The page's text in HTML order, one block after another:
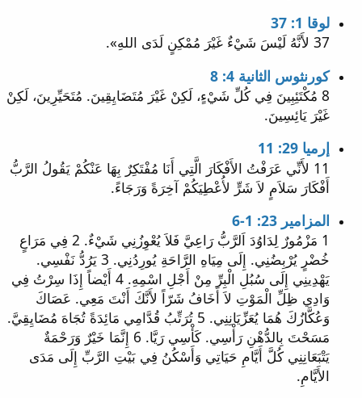
لوقا 1: 37
37 لأَنَّهُ لَيْسَ شَيْءٌ غَيْرَ مُمْكِنٍ لَدَى اللهِ».
كورنثوس الثانية 4: 8
8 مُكْتَئِبِينَ فِي كُلِّ شَيْءٍ، لَكِنْ غَيْرَ مُتَضَايِقِينَ. مُتَحَيِّرِينَ، لَكِنْ
غَيْرَ يَائِسِينَ.
إرميا 29: 11
11 لأَنِّي عَرَفْتُ الأَفْكَارَ الَّتِي أَنَا مُفْتَكِرٌ بِهَا عَنْكُمْ يَقُولُ الرَّبُّ
أَفْكَارَ سَلاَمٍ لاَ شَرٍّ لأُعْطِيَكُمْ آخِرَةً وَرَجَاءً.
المزامير 23: 1-6
1 مَزْمُورٌ لِدَاوُدَ اَلرَّبُّ رَاعِيَّ فَلاَ يُعْوِزُنِي شَيْءٌ. 2 فِي مَرَاعٍ
خُضْرٍ يُرْبِضُنِي. إِلَى مِيَاهِ الرَّاحَةِ يُورِدُنِي. 3 يَرُدُّ نَفْسِي.
يَهْدِينِي إِلَى سُبُلِ الْبِرِّ مِنْ أَجْلِ اسْمِهِ. 4 أَيْضاً إِذَا سِرْتُ فِي
وَادِي ظِلِّ الْمَوْتِ لاَ أَخَافُ شَرّاً لأَنَّكَ أَنْتَ مَعِي. عَصَاكَ
وَعُكَّازُكَ هُمَا يُعَزِّيَانِنِي. 5 تُرَتِّبُ قُدَّامِي مَائِدَةً تُجَاهَ مُضَايِقِيَّ.
مَسَحْتَ بِالدُّهْنِ رَأْسِي. كَأْسِي رَيَّا. 6 إِنَّمَا خَيْرٌ وَرَحْمَةٌ
يَتْبَعَانِنِي كُلَّ أَيَّامِ حَيَاتِي وَأَسْكُنُ فِي بَيْتِ الرَّبِّ إِلَى مَدَى
الأَيَّامِ.